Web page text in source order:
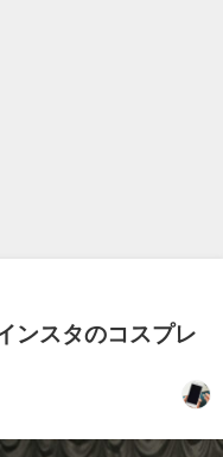
ンスタのコスプレ